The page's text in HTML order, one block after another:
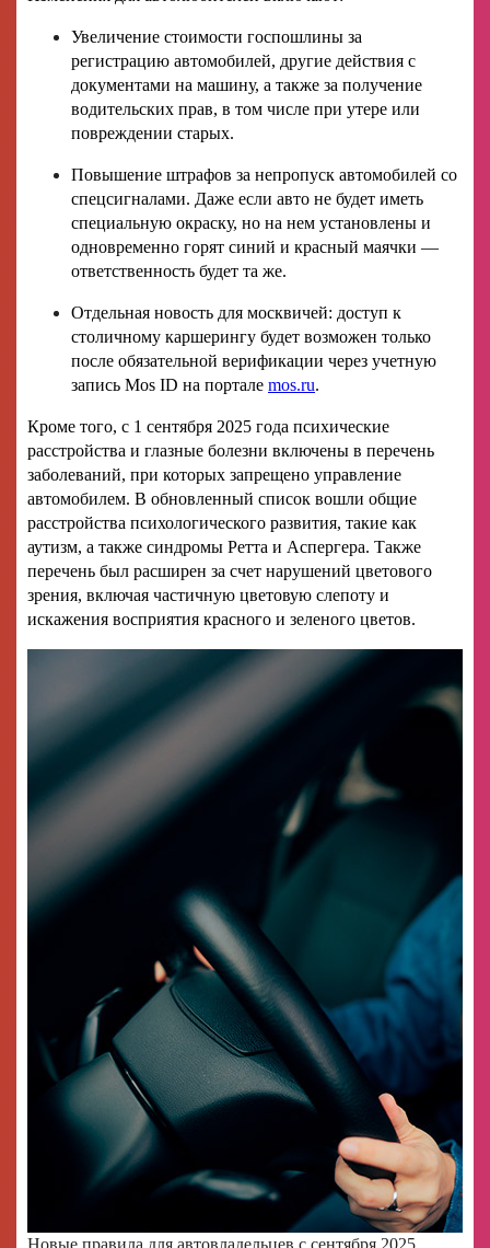
Увеличение стоимости госпошлины за
регистрацию автомобилей, другие действия с
документами на машину, а также за получение
водительских прав, в том числе при утере или
повреждении старых.
Повышение штрафов за непропуск автомобилей со
спецсигналами. Даже если авто не будет иметь
специальную окраску, но на нем установлены и
одновременно горят синий и красный маячки —
ответственность будет та же.
Отдельная новость для москвичей: доступ к
столичному каршерингу будет возможен только
после обязательной верификации через учетную
запись Mos ID на портале mos.ru.
Кроме того, с 1 сентября 2025 года психические
расстройства и глазные болезни включены в перечень
заболеваний, при которых запрещено управление
автомобилем. В обновленный список вошли общие
расстройства психологического развития, такие как
аутизм, а также синдромы Ретта и Аспергера. Также
перечень был расширен за счет нарушений цветового
зрения, включая частичную цветовую слепоту и
искажения восприятия красного и зеленого цветов.
Новые правила для автовладельцев с сентября 2025